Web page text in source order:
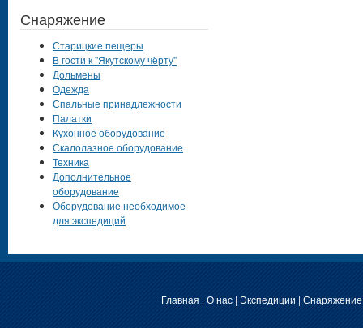
Снаряжение
Старицкие пещеры
В гости к "Якутскому чёрту"
Дольмены
Одежда
Спальные принадлежности
Палатки
Кухонное оборудование
Скалолазное оборудование
Техника
Дополнительное
оборудование
Оборудование необходимое
для экспедиций
Главная | О нас| Экспедиции | Снаряжение